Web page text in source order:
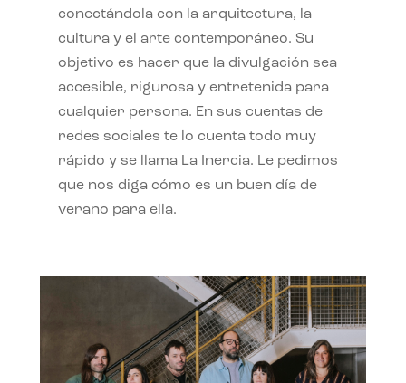
conectándola con la arquitectura, la
cultura y el arte contemporáneo. Su
objetivo es hacer que la divulgación sea
accesible, rigurosa y entretenida para
cualquier persona. En sus cuentas de
redes sociales te lo cuenta todo muy
rápido y se llama La Inercia. Le pedimos
que nos diga cómo es un buen día de
verano para ella.